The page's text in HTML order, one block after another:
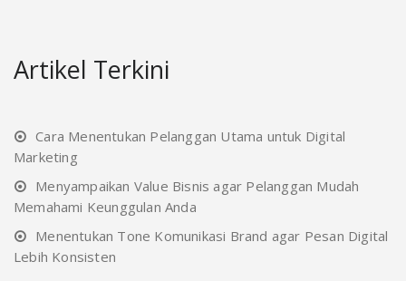
Artikel Terkini
Cara Menentukan Pelanggan Utama untuk Digital
Marketing
Menyampaikan Value Bisnis agar Pelanggan Mudah
Memahami Keunggulan Anda
Menentukan Tone Komunikasi Brand agar Pesan Digital
Lebih Konsisten